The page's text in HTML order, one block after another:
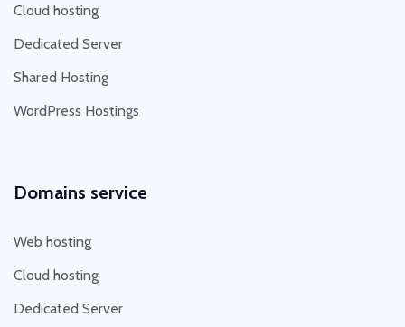
Cloud hosting
Dedicated Server
Shared Hosting
WordPress Hostings
Domains service
Web hosting
Cloud hosting
Dedicated Server